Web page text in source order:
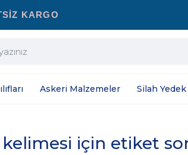
KARGO
Askeri Malzemeler Silah Yedek
için etiket